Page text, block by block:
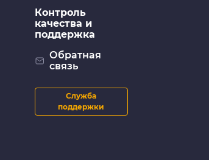
Контроль
качества и
поддержка
Обратная
связь
Служба
поддержки